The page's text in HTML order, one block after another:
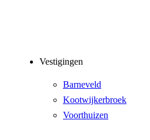
Vestigingen
Barneveld
Kootwijkerbroek
Voorthuizen